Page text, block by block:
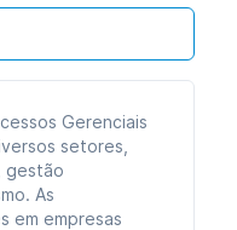
Gerenciais
setores,
gestão
As
em empresas